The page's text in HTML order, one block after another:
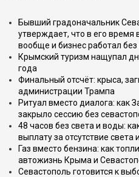
Бывший градоначальник
утверждает, что в его время
вообще и бизнес работал без
Крымский туризм нащупал
года
Финальный отсчёт: крыса,
администрации Трампа
Ритуал вместо диалога: как
закрыло сессию без
48 часов без света и воды:
выплату за отсутствие
Газ вместо бензина: как
автожизнь Крыма и
Севастополь готовится к